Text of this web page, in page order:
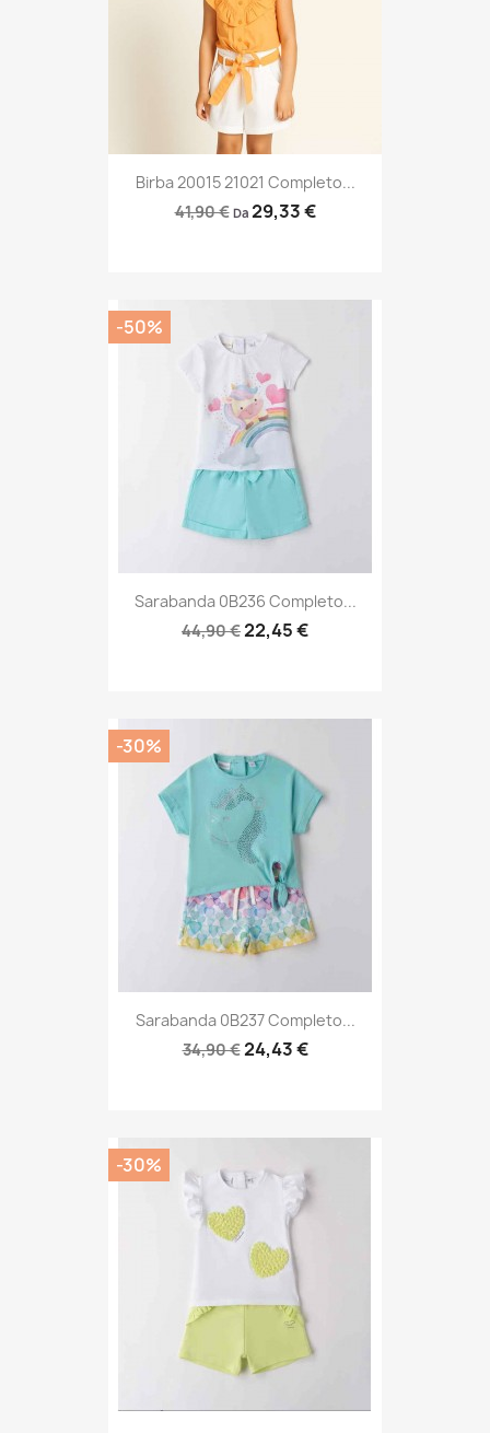
Birba 20015 21021 Completo...
41,90 € Da 29,33 €
Sarabanda 0B236 Completo...
44,90 €22,45 €
-50%
Sarabanda 0B237 Completo...
34,90 €24,43 €
-30%
-30%